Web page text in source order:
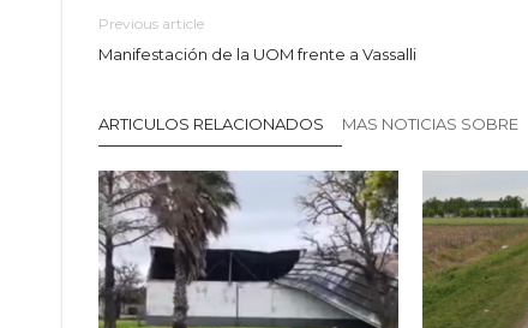
Previous article
Manifestación de la UOM frente a Vassalli
ARTICULOS RELACIONADOS MAS NOTICIAS SOBRE